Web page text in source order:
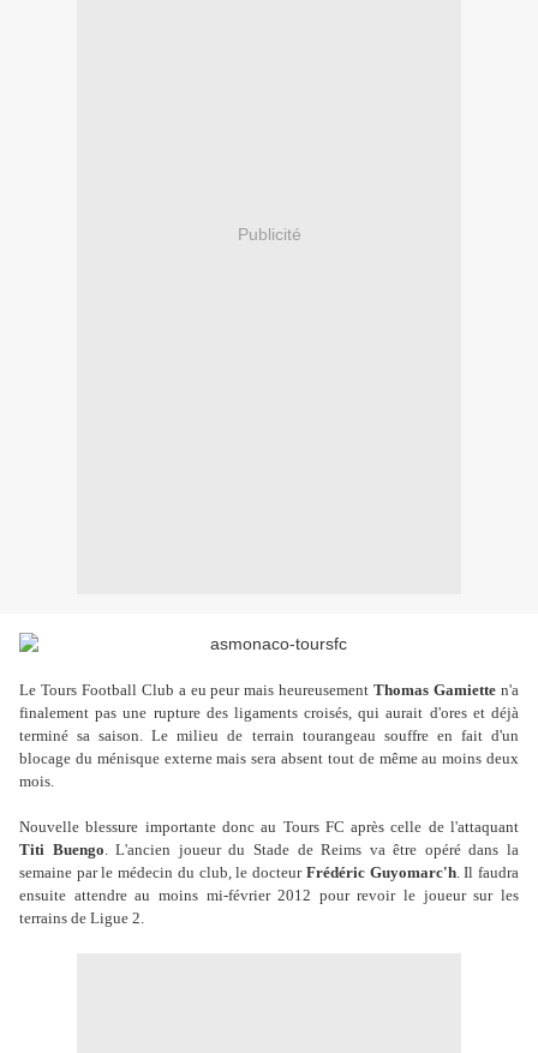
Publicité
Le Tours Football Club a eu peur mais heureusementThomas Gamiette n'a
finalement pas une rupture des ligaments croisés, qui aurait d'ores et déjà
terminé sa saison. Le milieu de terrain tourangeau souffre en fait d'un
blocage du ménisque externe mais sera absent tout de même au moins deux
mois.
Nouvelle blessure importante donc au Tours FC après celle de l'attaquant
Titi Buengo. L'ancien joueur du Stade de Reims va être opéré dans la
semaine par le médecin du club, le docteur Frédéric Guyomarc'h. Il faudra
ensuite attendre au moins mi-février 2012 pour revoir le joueur sur les
terrains de Ligue 2.